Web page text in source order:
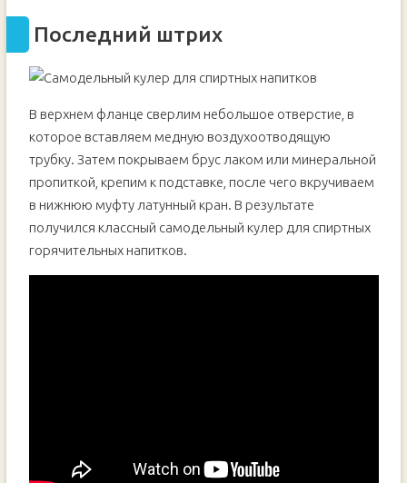
Последний штрих
В верхнем фланце сверлим небольшое отверстие, в
которое вставляем медную воздухоотводящую
трубку. Затем покрываем брус лаком или минеральной
пропиткой, крепим к подставке, после чего вкручиваем
в нижнюю муфту латунный кран. В результате
получился классный самодельный кулер для спиртных
горячительных напитков.